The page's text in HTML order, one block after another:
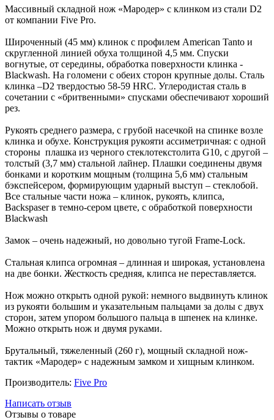
Массивный складной нож «Мародер» с клинком из стали D2
от компании Five Pro.
Широченный (45 мм) клинок с профилем American Tanto и
скругленной линией обуха толщиной 4,5 мм. Спуски
вогнутые, от середины, обработка поверхности клинка -
Blackwash. На голомени с обеих сторон крупные долы. Сталь
клинка –D2 твердостью 58-59 HRC. Углеродистая сталь в
сочетании с «бритвенными» спусками обеспечивают хороший
рез.
Рукоять среднего размера, с грубой насечкой на спинке возле
клинка и обухе. Конструкция рукояти ассиметричная: с одной
стороны плашка из черного стеклотекстолита G10, с другой –
толстый (3,7 мм) стальной лайнер. Плашки соединены двумя
бонками и коротким мощным (толщина 5,6 мм) стальным
бэкспейсером, формирующим ударный выступ – стеклобой.
Все стальные части ножа – клинок, рукоять, клипса,
Backspaser в темно-сером цвете, с обработкой поверхности
Blackwash
Замок – очень надежный, но довольно тугой Frame-Lock.
Стальная клипса огромная – длинная и широкая, установлена
на две бонки. Жесткость средняя, клипса не переставляется.
Нож можно открыть одной рукой: немного выдвинуть клинок
из рукояти большим и указательным пальцами за долы с двух
сторон, затем упором большого пальца в шпенек на клинке.
Можно открыть нож и двумя руками.
Брутальный, тяжеленный (260 г), мощный складной нож-
тактик «Мародер» с надежным замком и хищным клинком.
Производитель: Five Pro
Написать отзыв
Отзывы о товаре